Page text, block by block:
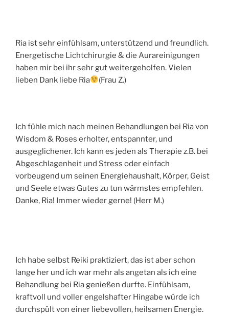
Ria ist sehr einfühlsam, unterstützend und freundlich.
Energetische Lichtchirurgie & die Aurareinigungen
haben mir bei ihr sehr gut weitergeholfen. Vielen
lieben Dank liebe Ria
(Frau Z.)
Ich fühle mich nach meinen Behandlungen bei Ria von
Wisdom & Roses erholter, entspannter, und
ausgeglichener. Ich kann es jeden als Therapie z.B. bei
Abgeschlagenheit und Stress oder einfach
vorbeugend um seinen Energiehaushalt, Körper, Geist
und Seele etwas Gutes zu tun wärmstes empfehlen.
Danke, Ria! Immer wieder gerne! (Herr M.)
Ich habe selbst Reiki praktiziert, das ist aber schon
lange her und ich war mehr als angetan als ich eine
Behandlung bei Ria genießen durfte. Einfühlsam,
kraftvoll und voller engelshafter Hingabe würde ich
durchspült von einer liebevollen, heilsamen Energie.